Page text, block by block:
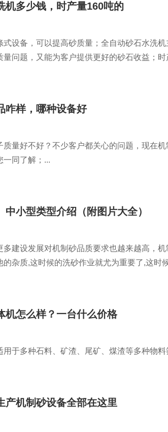
机多少钱，时产量160吨的
式设备，可以提高砂质量；全自动砂石水洗
量问题，又能为客户提供更好的砂石收益；
咋样，哪种设备好
质量好不好？不少客户都关心的问题，现在
一同了解；...
小型类型介绍（附图片大全）
多建设发展对机制砂品质要求也越来越高，
的杂质,这时候的洗砂作业就尤为重要了,这时
机怎么样？一台什么价格
于多种石料、矿渣、尾矿、煤渣等多种物
产机制砂设备全部在这里